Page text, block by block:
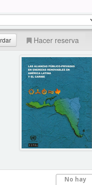
Hacer reserva
No hay